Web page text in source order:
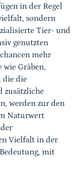
in der Regel
sondern
Tier- und
genutzten
mehr
wie Gräben,
die die
zusätzliche
werden zur den
Naturwert
Vielfalt in der
mit